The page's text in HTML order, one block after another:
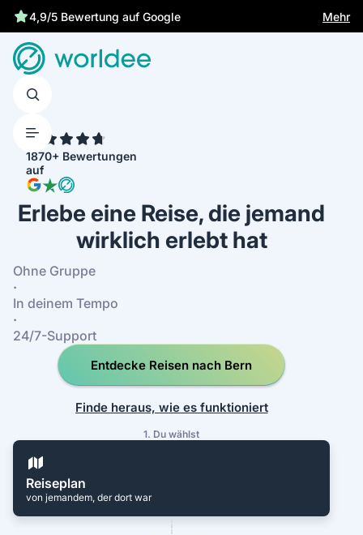
Gesetzliche Versicherung schützt dich Mehr
1870+ Bewertungen
auf
Erlebe eine Reise, die jemand
wirklich erlebt hat
Ohne Gruppe
·
In deinem Tempo
·
24/7-Support
Entdecke Reisen nach Bern
Finde heraus, wie es funktioniert
1. Du wählst
Reiseplan
von jemandem, der dort war